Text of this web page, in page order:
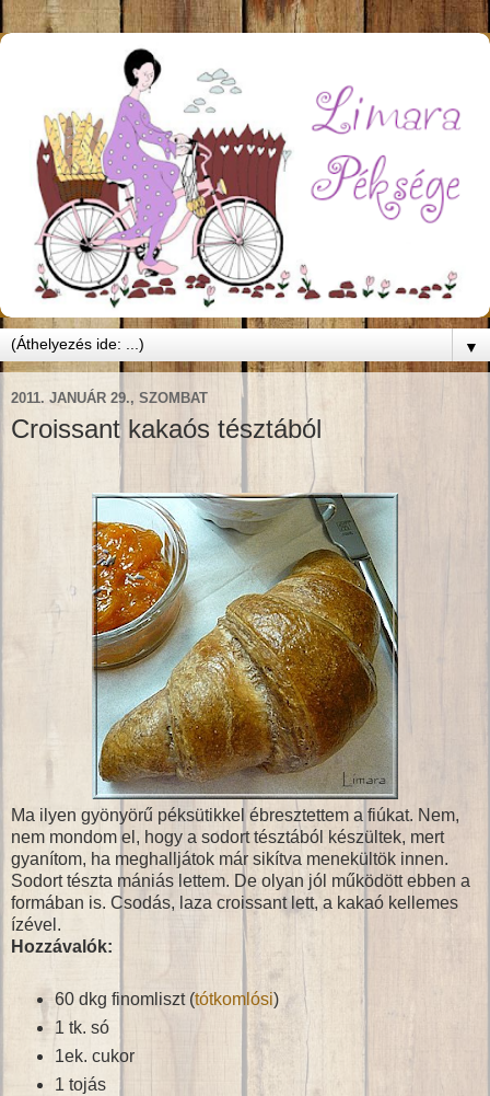
▼
2011. JANUÁR 29., SZOMBAT
Croissant kakaós tésztából
Ma ilyen gyönyörű péksütikkel ébresztettem a fiúkat. Nem,
nem mondom el, hogy a sodort tésztából készültek, mert
gyanítom, ha meghalljátok már sikítva menekültök innen.
Sodort tészta mániás lettem. De olyan jól működött ebben a
formában is. Csodás, laza croissant lett, a kakaó kellemes
ízével.
Hozzávalók:
60 dkg finomliszt (tótkomlósi)
1 tk. só
1ek. cukor
1 tojás